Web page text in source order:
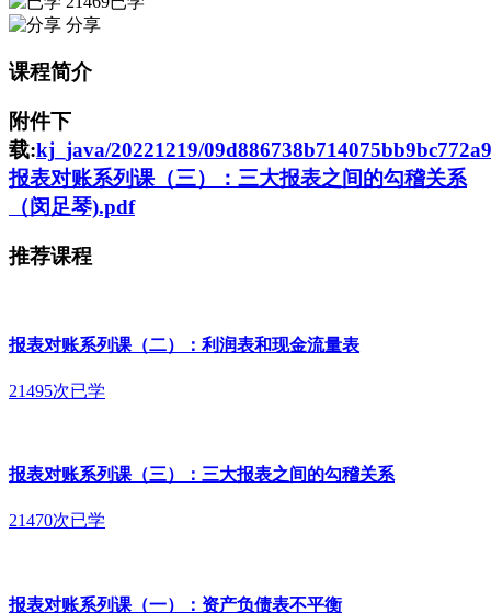
分享
课程简介
附件下
载:kj_java/20221219/
报表对账系列课（三）：三大报表之间的勾稽关系
（闵足琴).pdf
推荐课程
报表对账系列课（二）：利润表和现金流量表
21495次已学
报表对账系列课（三）：三大报表之间的勾稽关系
21470次已学
报表对账系列课（一）：资产负债表不平衡